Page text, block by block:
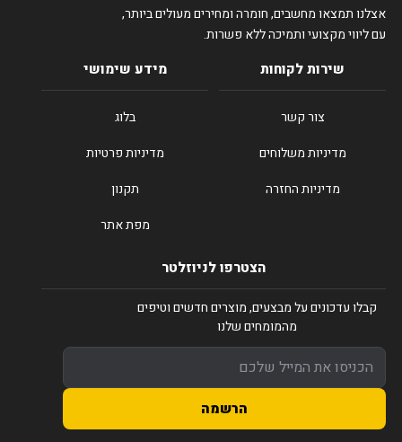
אצלנו תמצאו מחשבים, חומרה ומחירים מעולים ביותר,
עם ליווי מקצועי ותמיכה ללא פשרות.
שירות לקוחות
צור קשר
מדיניות משלוחים
מדיניות החזרה
מידע שימושי
בלוג
מדיניות פרטיות
תקנון
מפת אתר
הצטרפו לניוזלטר
קבלו עדכונים על מבצעים, מוצרים חדשים וטיפים
מהמומחים שלנו
הרשמה